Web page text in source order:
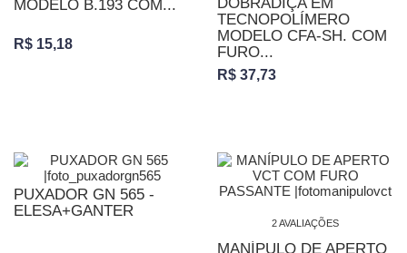
MODELO B.193 COM...
R$ 15,18
DOBRADIÇA EM
TECNOPOLÍMERO
MODELO CFA-SH. COM
FURO...
R$ 37,73
PUXADOR GN 565 -
ELESA+GANTER
2 AVALIAÇÕES
MANÍPULO DE APERTO